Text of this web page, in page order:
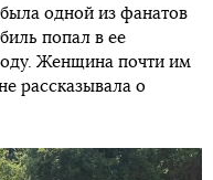
одной из фанатов
попал в ее
Женщина почти им
рассказывала о